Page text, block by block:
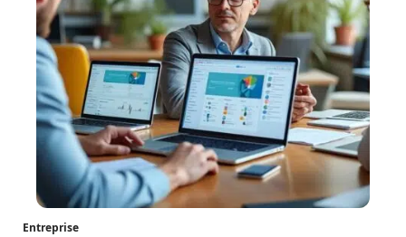
Entreprise